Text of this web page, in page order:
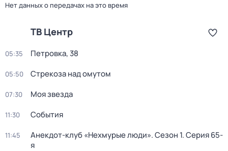
Нет данных о передачах на это время
ТВ Центр
05:35 Петровка, 38
05:50 Стрекоза над омутом
07:30 Моя звезда
11:30 События
11:45 Анекдот-клуб «Нехмурые люди». Сезон 1. Серия 65-
я